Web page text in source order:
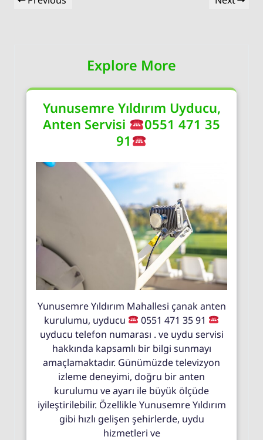
gezinmesi
Explore More
Yunusemre Yıldırım Uyducu,
Anten Servisi
0551 471 35
91
Yunusemre Yıldırım Mahallesi çanak anten
kurulumu, uyducu
0551 471 35 91
uyducu telefon numarası . ve uydu servisi
hakkında kapsamlı bir bilgi sunmayı
amaçlamaktadır. Günümüzde televizyon
izleme deneyimi, doğru bir anten
kurulumu ve ayarı ile büyük ölçüde
iyileştirilebilir. Özellikle Yunusemre Yıldırım
gibi hızlı gelişen şehirlerde, uydu
hizmetleri ve